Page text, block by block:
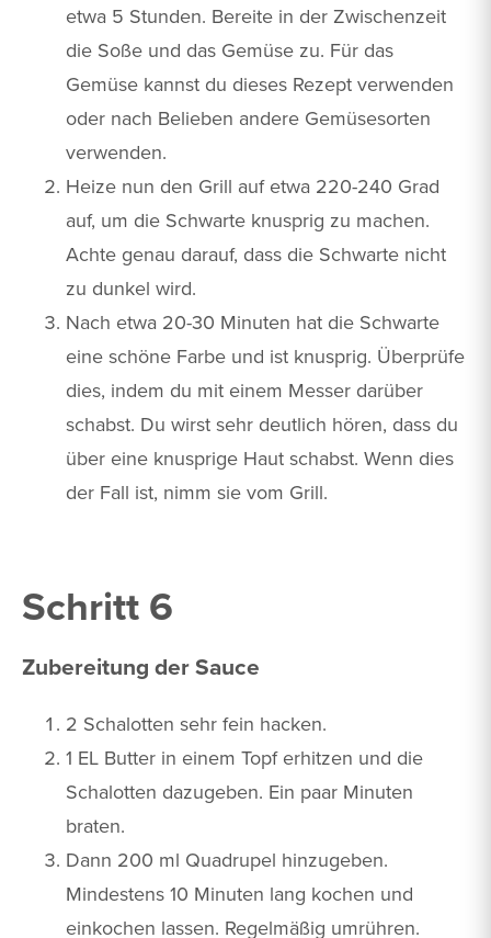
etwa 5 Stunden. Bereite in der Zwischenzeit
die Soße und das Gemüse zu. Für das
Gemüse kannst du dieses Rezept verwenden
oder nach Belieben andere Gemüsesorten
verwenden.
Heize nun den Grill auf etwa 220-240 Grad
auf, um die Schwarte knusprig zu machen.
Achte genau darauf, dass die Schwarte nicht
zu dunkel wird.
Nach etwa 20-30 Minuten hat die Schwarte
eine schöne Farbe und ist knusprig. Überprüfe
dies, indem du mit einem Messer darüber
schabst. Du wirst sehr deutlich hören, dass du
über eine knusprige Haut schabst. Wenn dies
der Fall ist, nimm sie vom Grill.
Schritt 6
Zubereitung der Sauce
2 Schalotten sehr fein hacken.
1 EL Butter in einem Topf erhitzen und die
Schalotten dazugeben. Ein paar Minuten
braten.
Dann 200 ml Quadrupel hinzugeben.
Mindestens 10 Minuten lang kochen und
einkochen lassen. Regelmäßig umrühren.